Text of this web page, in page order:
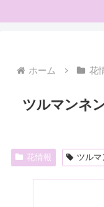
ホーム 花
ツルマンネ
花情報 ツル